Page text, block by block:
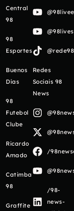
Central
98
98
Esportes
Buenos
Días
98
Futebol
Clube
Ricardo
Amado
Catimba
98
Graffite
Redes
Sociais 98
News
/
/98-
news-